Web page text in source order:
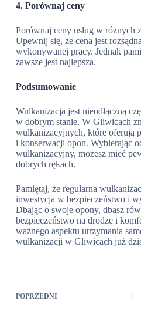
4. Porównaj ceny
Porównaj ceny usług w różnych
Upewnij się, że cena jest
wykonywanej pracy. Jednak
zawsze jest najlepsza.
Podsumowanie
Wulkanizacja jest nieodłączną
w dobrym stanie. W Gliwicach
wulkanizacyjnych, które oferują
i konserwacji opon. Wybierając
wulkanizacyjny, możesz mieć
dobrych rękach.
Pamiętaj, że regularna
inwestycja w bezpieczeństwo i
Dbając o swoje opony, dbasz
bezpieczeństwo na drodze i
ważnego aspektu utrzymania
wulkanizacji w Gliwicach już
POPRZEDNI